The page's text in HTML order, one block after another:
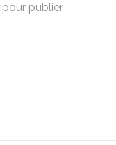
pour publier